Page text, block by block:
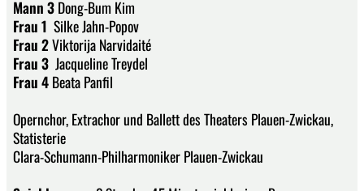
Mann 3Dong-Bum Kim
Frau 1 Silke Jahn-Popov
Frau 2Viktorija Narvidaité
Frau 3 Jacqueline Treydel
Frau 4Beata Panfil
Opernchor, Extrachor und Ballett des Theaters Plauen-Zwickau,
Statisterie
Clara-Schumann-Philharmoniker Plauen-Zwickau